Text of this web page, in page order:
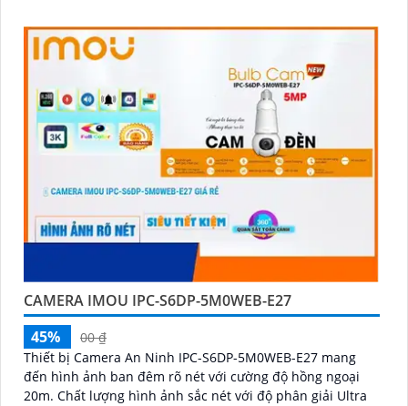
CAMERA IMOU IPC-S6DP-5M0WEB-E27
45%
00 ₫
Thiết bị Camera An Ninh IPC-S6DP-5M0WEB-E27 mang
đến hình ảnh ban đêm rõ nét với cường độ hồng ngoại
20m. Chất lượng hình ảnh sắc nét với độ phân giải Ultra